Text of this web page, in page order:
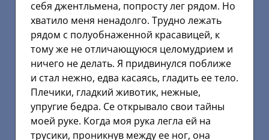
себя джентльмена, попросту лег рядом. Но
хватило меня ненадолго. Трудно лежать
рядом с полуобнаженной красавицей, к
тому же не отличающуюся целомудрием и
ничего не делать. Я придвинулся поближе
и стал нежно, едва касаясь, гладить ее тело.
Плечики, гладкий животик, нежные,
упругие бедра. Се открывало свои тайны
моей руке. Когда моя рука легла ей на
трусики, проникнув между ее ног, она